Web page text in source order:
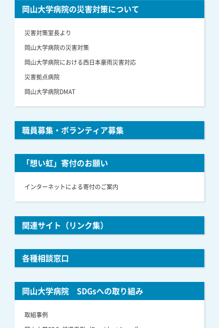
岡山大学病院の災害対策について
災害対策室長より
岡山大学病院の災害対策
岡山大学病院における西日本豪雨災害対応
災害拠点病院
岡山大学病院DMAT
職員募集・ボランティア募集
「想い虹」寄付のお願い
インターネットによる寄付のご案内
関連サイト（リンク集）
各種相談窓口
岡山大学病院 SDGsへの取り組み
取組事例